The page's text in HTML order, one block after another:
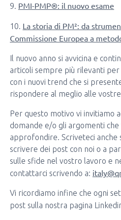
9. PMI-PMP®: il nuovo esame
10. La storia di PM²: da
Commissione Europea a
Il nuovo anno si avvicina e
articoli sempre più rilevanti
con i nuovi trend che si
rispondere al meglio alle
Per questo motivo vi invitiamo
domande e/o gli argomenti
approfondire. Scriveteci anche
scrivere dei post con noi o a
sulle sfide nel vostro lavoro e
contattarci scrivendo a:
Vi ricordiamo infine che ogni
post sulla nostra pagina